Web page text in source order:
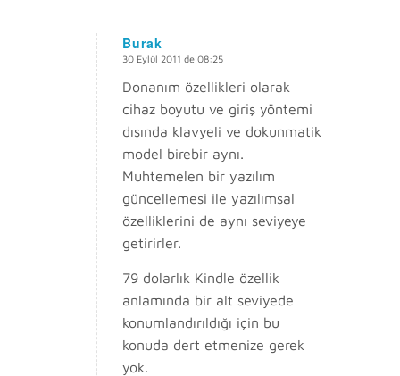
Burak
says:
30 Eylül 2011 de 08:25
Donanım özellikleri olarak
cihaz boyutu ve giriş yöntemi
dışında klavyeli ve dokunmatik
model birebir aynı.
Muhtemelen bir yazılım
güncellemesi ile yazılımsal
özelliklerini de aynı seviyeye
getirirler.
79 dolarlık Kindle özellik
anlamında bir alt seviyede
konumlandırıldığı için bu
konuda dert etmenize gerek
yok.